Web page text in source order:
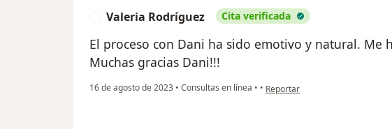
Valeria Rodríguez Cita verificada
El proceso con Dani ha sido emotivo y natural. Me
Muchas gracias Dani!!!
16 de agosto de 2023 • Consultas en línea • • en opinión del usuario Valeria
Reportar